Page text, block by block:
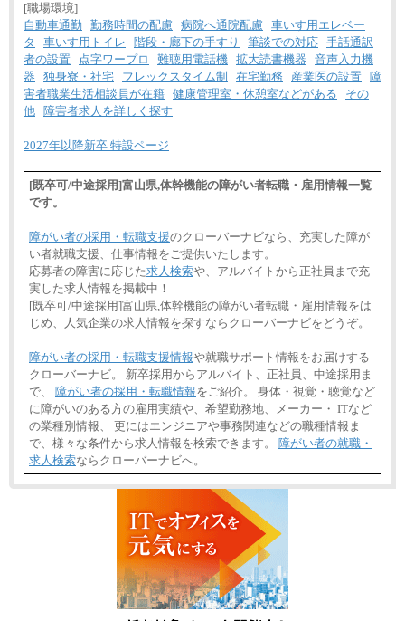
[職場環境]
自動車通勤
勤務時間の配慮 病院へ通院配慮 車いす用エレベー
タ
車いす用トイレ 階段・廊下の手すり 筆談での対応 手話通訳
者の設置
点字ワープロ 難聴用電話機 拡大読書機器
音声入力機
器
独身寮・社宅 フレックスタイム制 在宅勤務 産業医の設置
障
害者職業生活相談員が在籍 健康管理室・休憩室などがある
その
他
障害者求人を詳しく探す
2027年以降新卒 特設ページ
[既卒可/中途採用]富山県,体幹機能の障がい者転職・雇用情報一覧
です。
障がい者の採用・転職支援のクローバーナビなら、充実した障が
い者就職支援、仕事情報をご提供いたします。
応募者の障害に応じた求人検索や、アルバイトから正社員まで充
実した求人情報を掲載中！
[既卒可/中途採用]富山県,体幹機能の障がい者転職・雇用情報をは
じめ、人気企業の求人情報を探すならクローバーナビをどうぞ。
障がい者の採用・転職支援情報や就職サポート情報をお届けする
クローバーナビ。 新卒採用からアルバイト、正社員、中途採用ま
で、 障がい者の採用・転職情報をご紹介。 身体・視覚・聴覚など
に障がいのある方の雇用実績や、希望勤務地、メーカー・ ITなど
の業種別情報、 更にはエンジニアや事務関連などの職種情報ま
で、様々な条件から求人情報を検索できます。 障がい者の就職・
求人検索ならクローバーナビへ。